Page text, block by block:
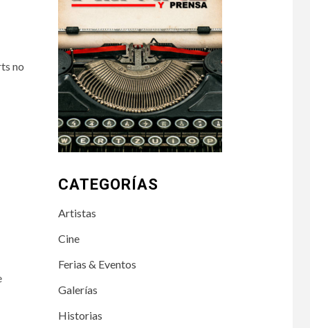
no
CATEGORÍAS
Artistas
Cine
Ferias & Eventos
Galerías
Historias